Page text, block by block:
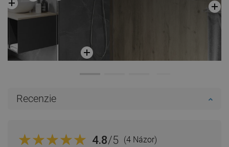
Recenzie
4.8/5 (4 Názor)